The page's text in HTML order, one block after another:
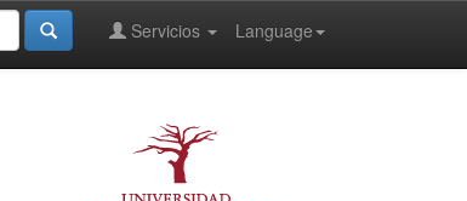
Language
Servicios